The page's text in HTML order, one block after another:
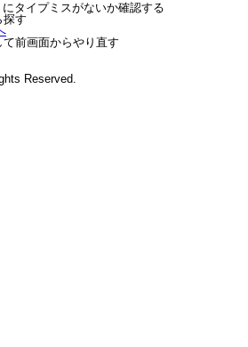
タイプミスがないか確認する
探す
前画面からやり直す
Reserved.